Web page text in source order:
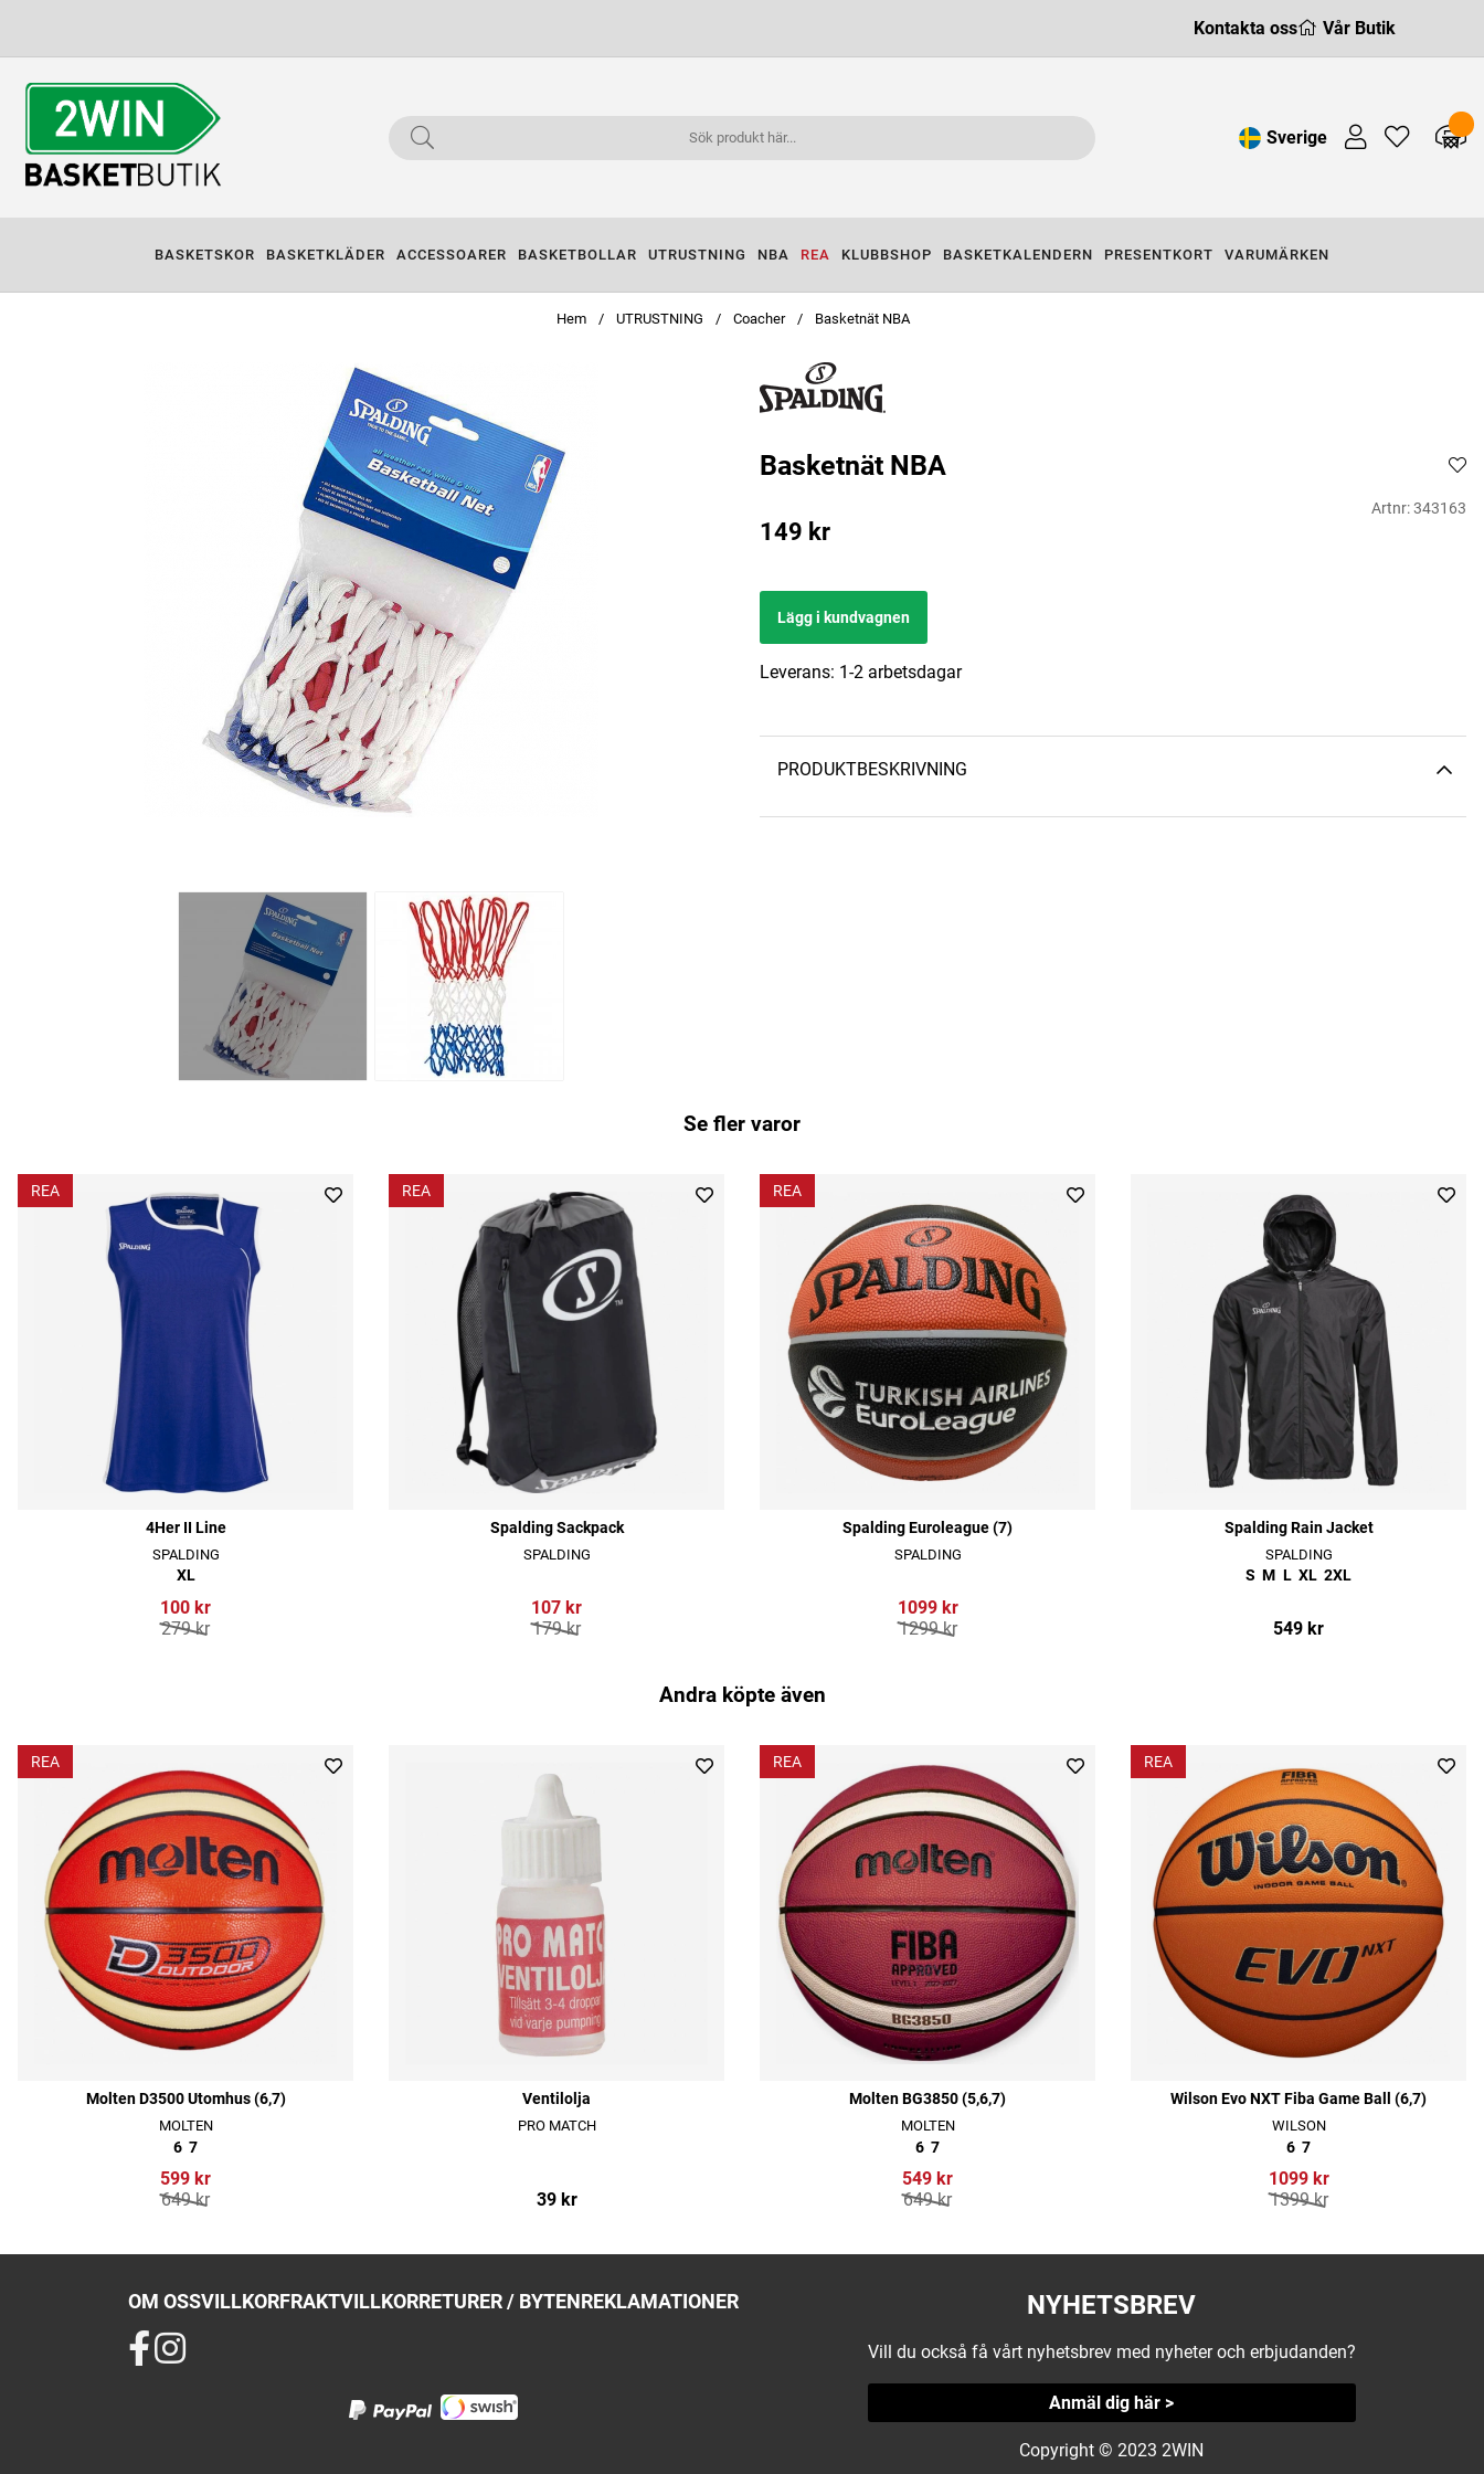
Kontakta oss Vår Butik
Sverige
BASKETSKOR BASKETKLÄDER ACCESSOARER BASKETBOLLAR UTRUSTNING NBA REA KLUBBSHOP BASKETKALENDERN PRESENTKORT VARUMÄRKEN
Hem UTRUSTNING Coacher Basketnät NBA
Basketnät NBA
Artnr:343163
149 kr
Lägg i kundvagnen
Leverans: 1-2 arbetsdagar
PRODUKTBESKRIVNING
Se fler varor
REA
4Her II Line
SPALDING
XL
100 kr
279 kr
REA
Spalding Sackpack
SPALDING
107 kr
179 kr
REA
Spalding Euroleague (7)
SPALDING
1099 kr
1299 kr
Spalding Rain Jacket
SPALDING
S M L XL 2XL
549 kr
Andra köpte även
REA
Molten D3500 Utomhus (6,7)
MOLTEN
6 7
599 kr
649 kr
Ventilolja
PRO MATCH
39 kr
REA
Molten BG3850 (5,6,7)
MOLTEN
6 7
549 kr
649 kr
REA
Wilson Evo NXT Fiba Game Ball (6,7)
WILSON
6 7
1099 kr
1399 kr
OM OSSVILLKORFRAKTVILLKORRETURER / BYTENREKLAMATIONER NYHETSBREV
Vill du också få vårt nyhetsbrev med nyheter och erbjudanden?
Anmäl dig här >
Copyright © 2023 2WIN